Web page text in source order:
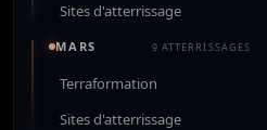
Sites d'atterrissage
MARS 9 ATTERRISSAGES
Terraformation
Sites d'atterrissage